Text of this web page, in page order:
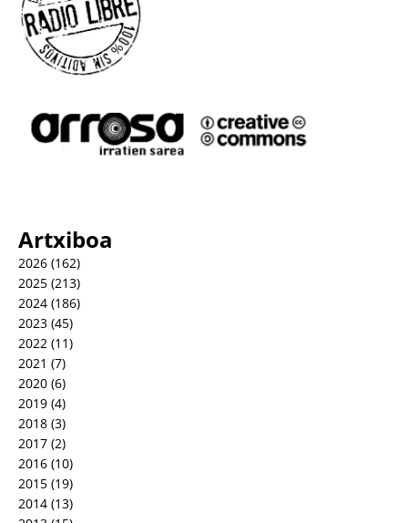
Artxiboa
2026 (162)
2025 (213)
2024 (186)
2023 (45)
2022 (11)
2021 (7)
2020 (6)
2019 (4)
2018 (3)
2017 (2)
2016 (10)
2015 (19)
2014 (13)